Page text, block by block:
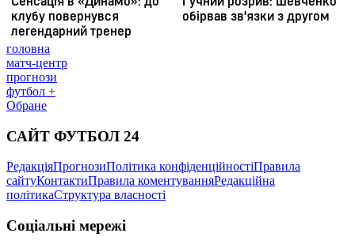
головна
матч-центр
прогнози
футбол +
Обране
САЙТ ФУТБОЛ 24
РедакціяПрогнозиПолітика конфіденційностіПравила
сайтуКонтактиПравила коментуванняРедакційна
політикаСтруктура власності
Соціальні мережі